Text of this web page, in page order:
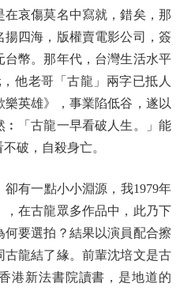
在哀傷莫名中寫就，錯矣，那
揚四海，版權賣電影公司，簽
台幣。那年代，台灣生活水平
他老哥「古龍」兩字已抵人
樂英雄》，事業陷低谷，遂以
︰「古龍一早看破人生。」能
破，自殺身亡。
有一點小小淵源，我1979年
在古龍眾多作品中，此乃下
要選拍？結果以演員配合擦
龍結了緣。前輩沈培文是古
港新法書院讀書，是地道的